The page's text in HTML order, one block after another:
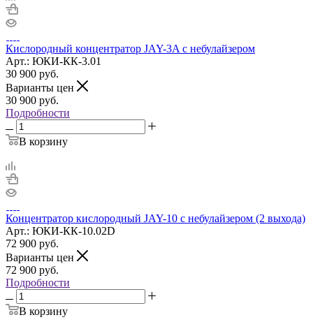
Кислородный концентратор JAY-3A с небулайзером
Арт.: ЮКИ-КК-3.01
30 900 руб.
Варианты цен
30 900 руб.
Подробности
В корзину
Концентратор кислородный JAY-10 с небулайзером (2 выхода)
Арт.: ЮКИ-КК-10.02D
72 900 руб.
Варианты цен
72 900 руб.
Подробности
В корзину